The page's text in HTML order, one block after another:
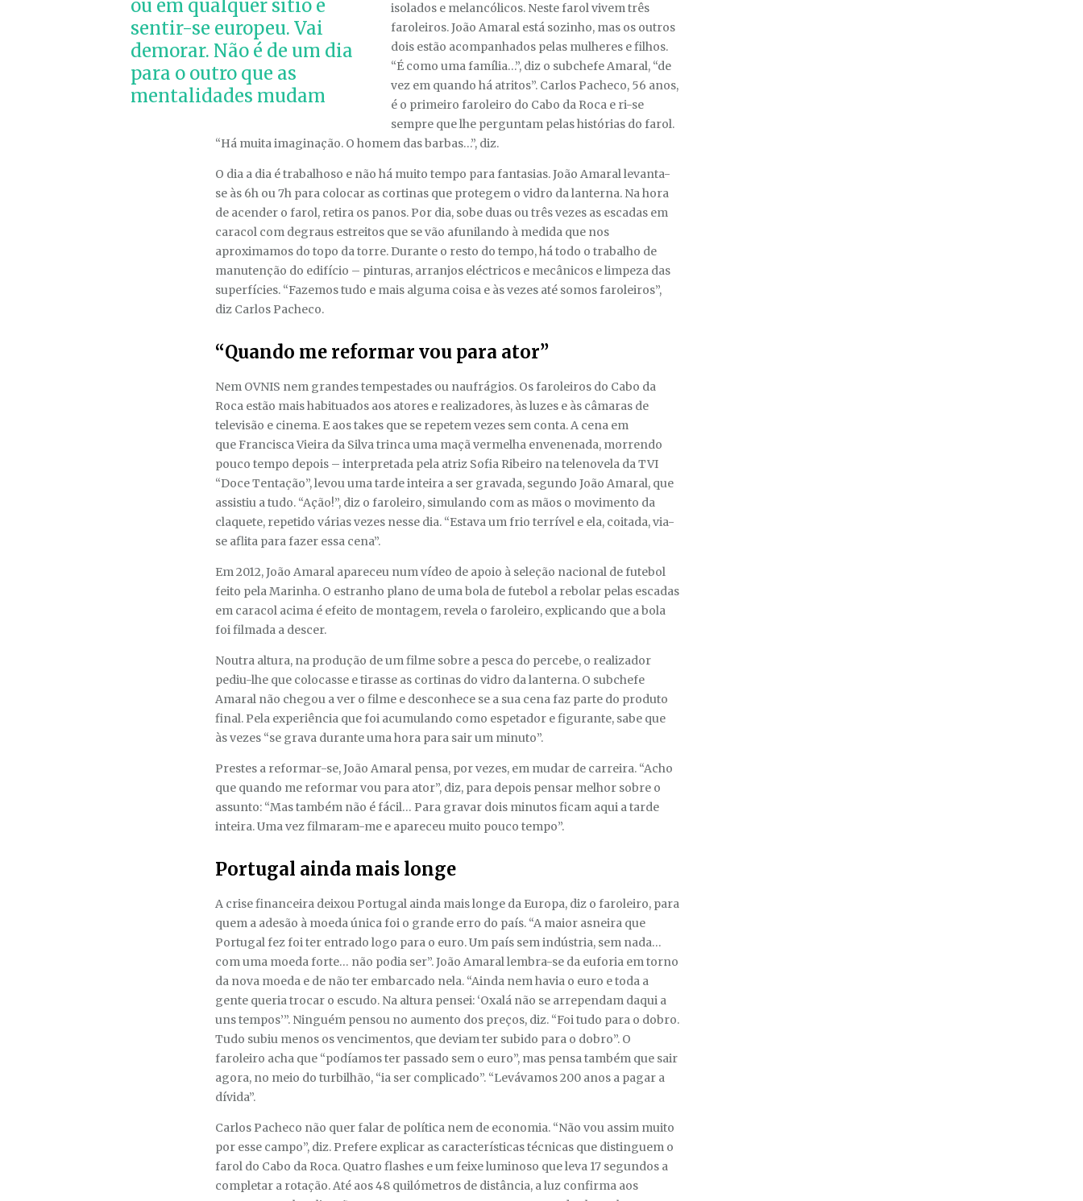
ou em qualquer sítio e
sentir-se europeu. Vai
demorar. Não é de um dia
para o outro que as
mentalidades mudam
isolados e melancólicos. Neste farol vivem três
faroleiros. João Amaral está sozinho, mas os outros
dois estão acompanhados pelas mulheres e filhos.
“É como uma família…”, diz o subchefe Amaral, “de
vez em quando há atritos”. Carlos Pacheco, 56 anos,
é o primeiro faroleiro do Cabo da Roca e ri-se
sempre que lhe perguntam pelas histórias do farol.
“Há muita imaginação. O homem das barbas…”, diz.
O dia a dia é trabalhoso e não há muito tempo para fantasias. João Amaral levanta-
se às 6h ou 7h para colocar as cortinas que protegem o vidro da lanterna. Na hora
de acender o farol, retira os panos. Por dia, sobe duas ou três vezes as escadas em
caracol com degraus estreitos que se vão afunilando à medida que nos
aproximamos do topo da torre. Durante o resto do tempo, há todo o trabalho de
manutenção do edifício – pinturas, arranjos eléctricos e mecânicos e limpeza das
superfícies. “Fazemos tudo e mais alguma coisa e às vezes até somos faroleiros”,
diz Carlos Pacheco.
“Quando me reformar vou para ator”
Nem OVNIS nem grandes tempestades ou naufrágios. Os faroleiros do Cabo da
Roca estão mais habituados aos atores e realizadores, às luzes e às câmaras de
televisão e cinema. E aos takes que se repetem vezes sem conta. A cena em
que Francisca Vieira da Silva trinca uma maçã vermelha envenenada, morrendo
pouco tempo depois – interpretada pela atriz Sofia Ribeiro na telenovela da TVI
“Doce Tentação”, levou uma tarde inteira a ser gravada, segundo João Amaral, que
assistiu a tudo. “Ação!”, diz o faroleiro, simulando com as mãos o movimento da
claquete, repetido várias vezes nesse dia. “Estava um frio terrível e ela, coitada, via-
se aflita para fazer essa cena”.
Em 2012, João Amaral apareceu num vídeo de apoio à seleção nacional de futebol
feito pela Marinha. O estranho plano de uma bola de futebol a rebolar pelas escadas
em caracol acima é efeito de montagem, revela o faroleiro, explicando que a bola
foi filmada a descer.
Noutra altura, na produção de um filme sobre a pesca do percebe, o realizador
pediu-lhe que colocasse e tirasse as cortinas do vidro da lanterna. O subchefe
Amaral não chegou a ver o filme e desconhece se a sua cena faz parte do produto
final. Pela experiência que foi acumulando como espetador e figurante, sabe que
às vezes “se grava durante uma hora para sair um minuto”.
Prestes a reformar-se, João Amaral pensa, por vezes, em mudar de carreira. “Acho
que quando me reformar vou para ator”, diz, para depois pensar melhor sobre o
assunto: “Mas também não é fácil… Para gravar dois minutos ficam aqui a tarde
inteira. Uma vez filmaram-me e apareceu muito pouco tempo”.
Portugal ainda mais longe
A crise financeira deixou Portugal ainda mais longe da Europa, diz o faroleiro, para
quem a adesão à moeda única foi o grande erro do país. “A maior asneira que
Portugal fez foi ter entrado logo para o euro. Um país sem indústria, sem nada…
com uma moeda forte… não podia ser”. João Amaral lembra-se da euforia em torno
da nova moeda e de não ter embarcado nela. “Ainda nem havia o euro e toda a
gente queria trocar o escudo. Na altura pensei: ‘Oxalá não se arrependam daqui a
uns tempos’”. Ninguém pensou no aumento dos preços, diz. “Foi tudo para o dobro.
Tudo subiu menos os vencimentos, que deviam ter subido para o dobro”. O
faroleiro acha que “podíamos ter passado sem o euro”, mas pensa também que sair
agora, no meio do turbilhão, “ia ser complicado”. “Levávamos 200 anos a pagar a
dívida”.
Carlos Pacheco não quer falar de política nem de economia. “Não vou assim muito
por esse campo”, diz. Prefere explicar as características técnicas que distinguem o
farol do Cabo da Roca. Quatro flashes e um feixe luminoso que leva 17 segundos a
completar a rotação. Até aos 48 quilómetros de distância, a luz confirma aos